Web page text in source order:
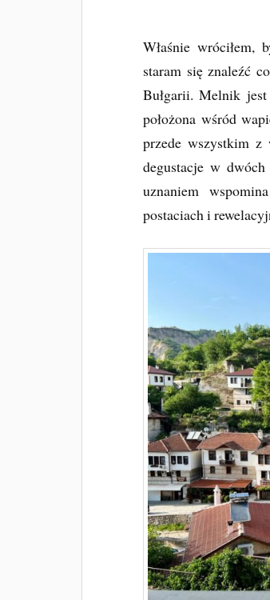
Właśnie wróciłem,
staram się znaleźć
Bułgarii. Melnik
położona wśród
przede wszystkim
degustacje w
uznaniem
postaciach i